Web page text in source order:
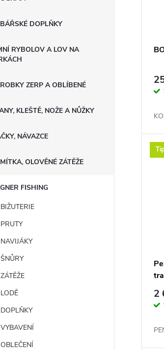
DOPLŇKY
RYBOLOV A LOV NA
ZERP A OBLÍBENÉ
KLEŠTĚ, NOŽE A NŮŽKY
NÁVAZCE
OLOVĚNÉ ZÁTĚŽE
FISHING
BIŽUTERIE
PRUTY
NAVIJÁKY
ŠNŮRY
ZÁTĚŽE
LODĚ
DOPLŇKY
VYBAVENÍ
OBLEČENÍ
2